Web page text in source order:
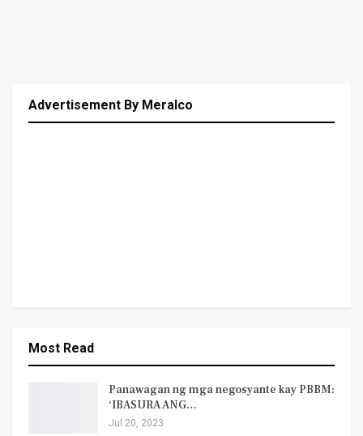
Advertisement By Meralco
Most Read
Panawagan ng mga negosyante kay PBBM:
‘IBASURA ANG…
Jul 20, 2023